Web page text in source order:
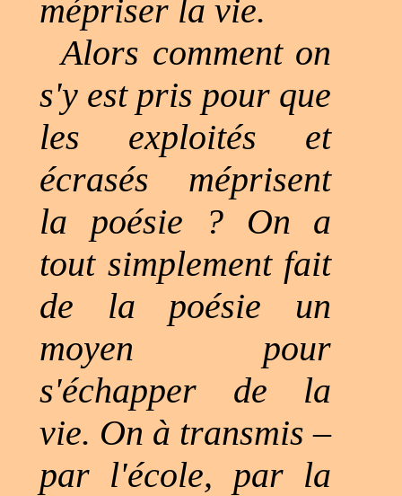
mépriser la vie.
Alors comment on
s'y est pris pour que
les exploités et
écrasés méprisent
la poésie ? On a
tout simplement fait
de la poésie un
moyen pour
s'échapper de la
vie. On à transmis –
par l'école, par la